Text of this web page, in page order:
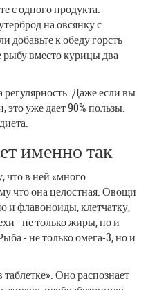
с одного продукта.
на овсянку с
добавьте к обеду горсть
вместо курицы два
регулярность. Даже если вы
это уже дает 90% пользы.
именно так
что в ней «много
что она целостная. Овощи
и флавоноиды, клетчатку,
- не только жиры, но и
- не только омега-3, но и
Оно распознает